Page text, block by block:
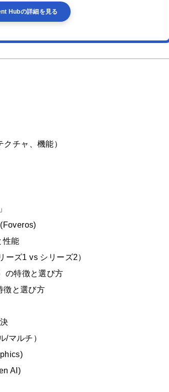
Hubの詳細を見る
チャ、機能）
性能
ズ1 vs シリーズ2）
の特徴と選び方
徴と選び方
/マルチ）
AI)